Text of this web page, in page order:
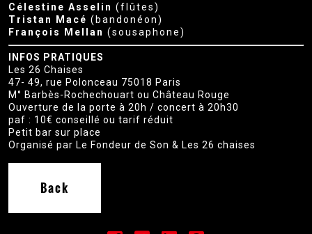
Célestine Asselin (flûtes)
Tristan Macé (bandonéon)
François Mellan (sousaphone)
INFOS PRATIQUES
Les 26 Chaises
47- 49, rue Polonceau 75018 Paris
M° Barbès-Rochechouart ou Château Rouge
Ouverture de la porte à 20h / concert à 20h30
paf : 10€ conseillé ou tarif réduit
Petit bar sur place
Organisé par Le Fondeur de Son & Les 26 chaises
Back